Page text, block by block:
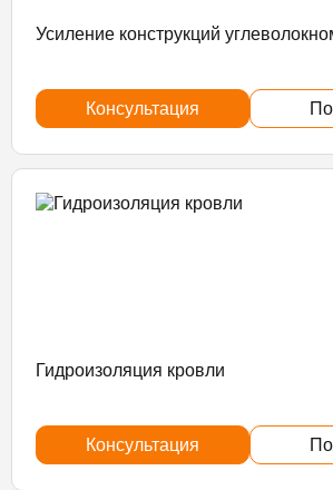
Усиление конструкций
Консультация
Гидроизоляция кровли
Консультация